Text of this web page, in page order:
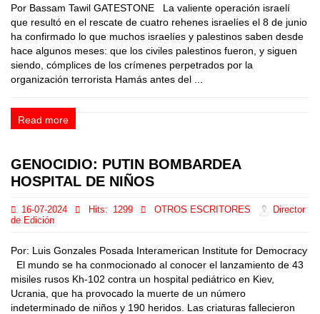
Por Bassam Tawil GATESTONE La valiente operación israelí
que resultó en el rescate de cuatro rehenes israelíes el 8 de junio
ha confirmado lo que muchos israelíes y palestinos saben desde
hace algunos meses: que los civiles palestinos fueron, y siguen
siendo, cómplices de los crímenes perpetrados por la
organización terrorista Hamás antes del ...
Read more
GENOCIDIO: PUTIN BOMBARDEA
HOSPITAL DE NIÑOS
16-07-2024 Hits: 1299 OTROS ESCRITORES
Director
de Edición
Por: Luis Gonzales Posada Interamerican Institute for Democracy
El mundo se ha conmocionado al conocer el lanzamiento de 43
misiles rusos Kh-102 contra un hospital pediátrico en Kiev,
Ucrania, que ha provocado la muerte de un número
indeterminado de niños y 190 heridos. Las criaturas fallecieron